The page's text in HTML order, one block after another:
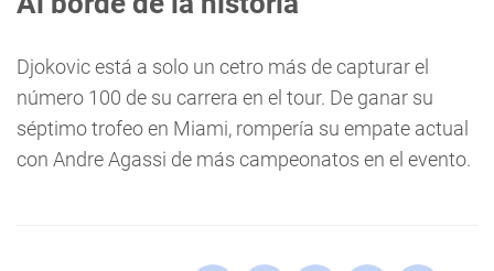
Djokovic está a solo un cetro más de capturar el
número 100 de su carrera en el tour. De ganar su
séptimo trofeo en Miami, rompería su empate actual
con Andre Agassi de más campeonatos en el evento.